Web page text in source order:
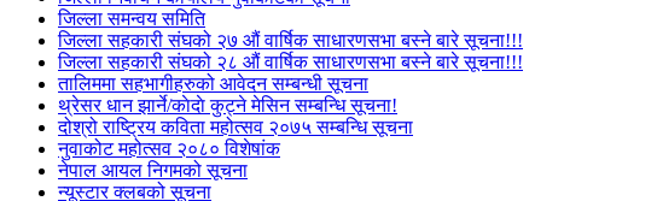
जिल्ला समन्वय समिति
जिल्ला सहकारी संघको २७ औं वार्षिक साधारणसभा बस्ने बारे सूचना!!!
जिल्ला सहकारी संघको २८ औं वार्षिक साधारणसभा बस्ने बारे सूचना!!!
तालिममा सहभागीहरुको आवेदन सम्बन्धी सूचना
थ्रेसर धान झार्ने/काेदाे कुट्ने मेसिन सम्बन्धि सूचना!
दोश्रो राष्ट्रिय कविता महोत्सव २०७५ सम्बन्धि सूचना
नुवाकोट महोत्सव २०८० विशेषांक
नेपाल आयल निगमको सूचना
न्यूस्टार क्लबको सूचना